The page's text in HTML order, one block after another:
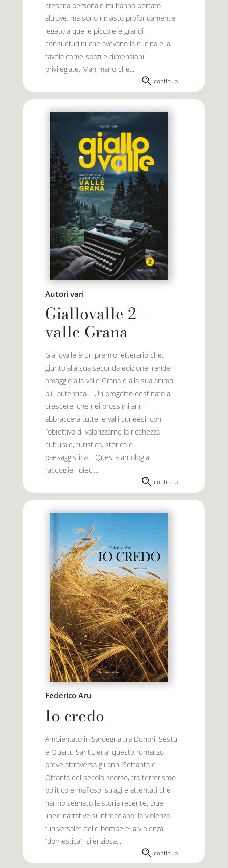
crescita personale mi hanno portato
altrove, ma sono rimasto profondamente
legato a quelle piccole e grandi
consuetudini che avevano la cucina e la
tavola come spazi e dimensioni
privilegiate. Man mano che...
continua
Autori vari
Giallovalle 2 –
valle Grana
Giallovalle è un premio letterario che,
giunto alla sua seconda edizione, rende
omaggio alla valle Grana e alla sua anima
più autentica. Un progetto destinato a
crescere, che nei prossimi anni
abbraccerà tutte le valli cuneesi, con
l’obiettivo di valorizzarne la ricchezza
culturale, turistica, storica e
paesaggistica. Questa antologia
raccoglie i dieci...
continua
Federico Aru
Io credo
Ambientato in Sardegna tra Donori, Sestu
e Quartu Sant’Elena, questo romanzo
breve attraversa gli anni Settanta e
Ottanta del secolo scorso, tra terrorismo
politico e mafioso, stragi e attentati che
hanno segnato la storia recente. Due
linee narrative si intrecciano: la violenza
“universale” delle bombe e la violenza
“domestica”, silenziosa...
continua